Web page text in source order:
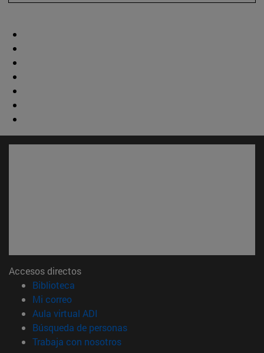
Accesos directos
Biblioteca
Mi correo(abre en nueva ventana)
Aula virtual ADI
Búsqueda de personas(abre en nueva ventana)
Trabaja con nosotros(abre en nueva ventana)